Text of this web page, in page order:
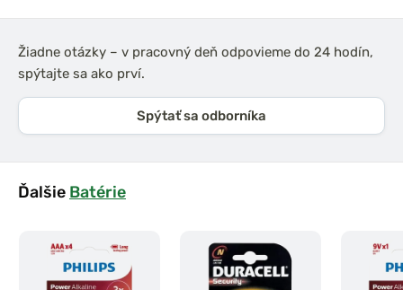
Žiadne otázky – v pracovný deň odpovieme do 24 hodín,
spýtajte sa ako prví.
Spýtať sa odborníka
Ďalšie Batérie